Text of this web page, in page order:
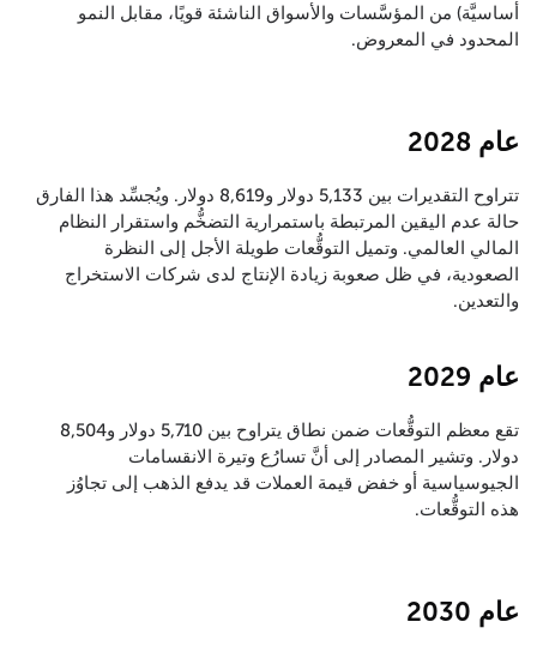
أساسيَّة) من المؤسَّسات والأسواق الناشئة قويًا، مقابل النمو
المحدود في المعروض.
عام 2028
تتراوح التقديرات بين 5,133 دولار و8,619 دولار. ويُجسِّد هذا الفارق
حالة عدم اليقين المرتبطة باستمرارية التضخُّم واستقرار النظام
المالي العالمي. وتميل التوقُّعات طويلة الأجل إلى النظرة
الصعودية، في ظل صعوبة زيادة الإنتاج لدى شركات الاستخراج
والتعدين.
عام 2029
تقع معظم التوقُّعات ضمن نطاق يتراوح بين 5,710 دولار و8,504
دولار. وتشير المصادر إلى أنَّ تسارُع وتيرة الانقسامات
الجيوسياسية أو خفض قيمة العملات قد يدفع الذهب إلى تجاوُز
هذه التوقُّعات.
عام 2030